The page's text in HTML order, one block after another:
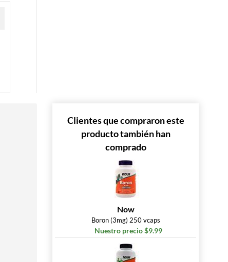
Clientes que compraron este
producto también han
comprado
Now
Boron (3mg) 250 vcaps
Nuestro precio $9.99